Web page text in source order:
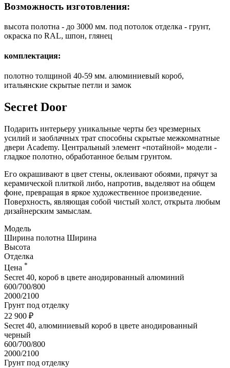
Возможность изготовления:
высота полотна - до 3000 мм. под потолок отделка - грунт,
окраска по RAL, шпон, глянец
комплектация:
полотно толщиной 40-59 мм. алюминиевый короб,
итальянские скрытые петли и замок
Secret Door
Подарить интерьеру уникальные черты без чрезмерных
усилий и заоблачных трат способны скрытые межкомнатные
двери Academy. Центральный элемент «потайной» модели -
гладкое полотно, обработанное белым грунтом.
Его окрашивают в цвет стены, оклеивают обоями, прячут за
керамической плиткой либо, напротив, выделяют на общем
фоне, превращая в яркое художественное произведение.
Поверхность, являющая собой чистый холст, открыта любым
дизайнерским замыслам.
Модель
Ширина полотна Ширина
Высота
Отделка
Цена *
Secret 40, короб в цвете анодированный алюминий
600/700/800
2000/2100
Грунт под отделку
22 900 ₽
Secret 40, алюминиевый короб в цвете анодированный
черный
600/700/800
2000/2100
Грунт под отделку